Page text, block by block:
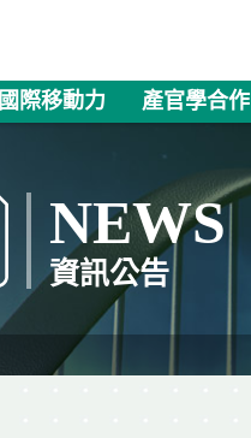
國際移動力 產官學合作
NEWS
資訊公告